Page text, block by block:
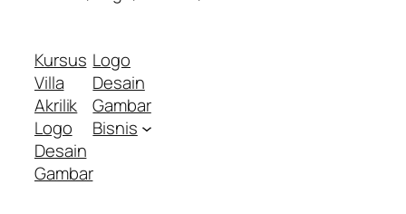
Kursus
Villa
Akrilik
Logo
Desain
Gambar
Logo
Desain
Gambar
Bisnis